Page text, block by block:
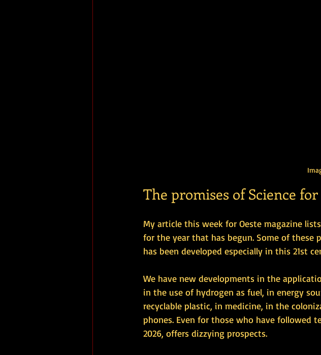
The promises of Science for
My article this week for Oeste magazine
for the year that has begun. Some of
has been developed especially in this 21st
We have new developments in the
in the use of hydrogen as fuel, in energy
recyclable plastic, in medicine, in the
phones. Even for those who have followed
2026, offers dizzying prospects.